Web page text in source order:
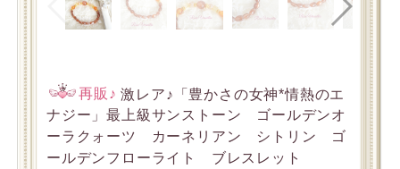
再販♪ 激レア♪「豊かさの女神*情熱のエ
ナジー」最上級サンストーン ゴールデンオ
ーラクォーツ カーネリアン シトリン ゴ
ールデンフローライト ブレスレット